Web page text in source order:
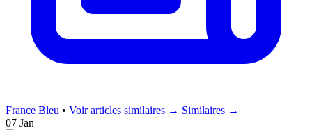
France Bleu • Voir articles similaires → Similaires →
07 Jan